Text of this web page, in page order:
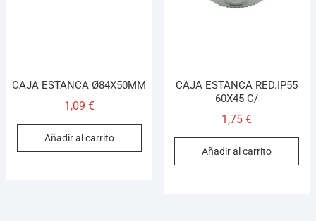
CAJA ESTANCA Ø84X50MM
1,09 €
Añadir al carrito
CAJA ESTANCA RED.IP55
60X45 C/
1,75€
Añadir al carrito